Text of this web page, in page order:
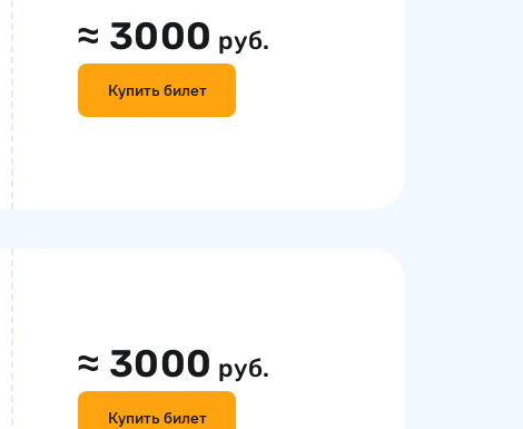
≈ 3000 руб.
Купить билет
≈ 3000 руб.
Купить билет